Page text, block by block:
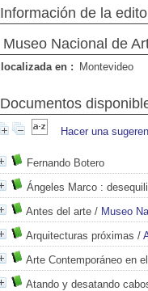
Información de la
Museo Nacional de
localizada en : Montevideo
Documentos
Hacer una
Fernando Botero
Ángeles Marco :
Antes del arte / Museo
Arquitecturas próximas /
Arte Contemporáneo en
Atando y desatando